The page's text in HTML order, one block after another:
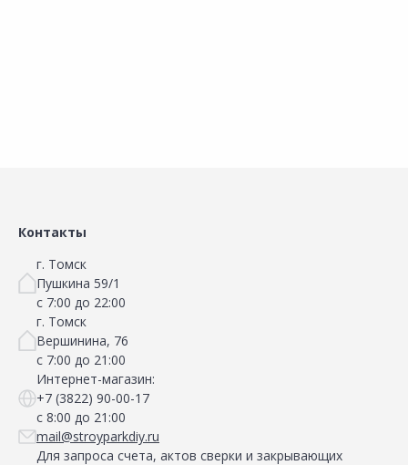
Контакты
г. Томск
Пушкина 59/1
с 7:00 до 22:00
г. Томск
Вершинина, 76
с 7:00 до 21:00
Интернет-магазин:
+7 (3822) 90-00-17
с 8:00 до 21:00
mail@stroyparkdiy.ru
Для запроса счета, актов сверки и закрывающих